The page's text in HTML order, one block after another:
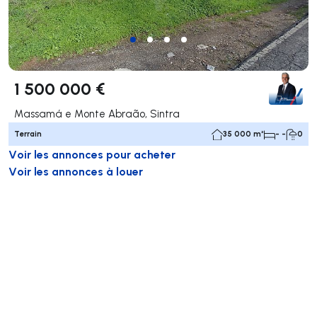
1 500 000 €
Massamá e Monte Abraão, Sintra
Terrain 35 000 m² - - 0
Voir les annonces pour acheter
Voir les annonces à louer